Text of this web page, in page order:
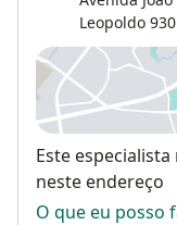
Leopoldo
Este
neste endereço
O que eu posso